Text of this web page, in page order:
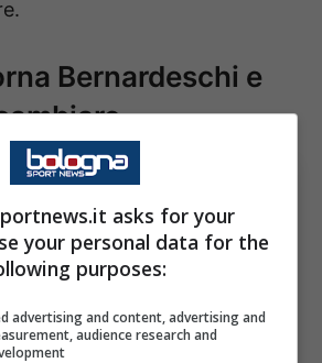
Bernardeschi e
asks for your
your personal data for the
purposes:
advertising and content, advertising and
audience research and